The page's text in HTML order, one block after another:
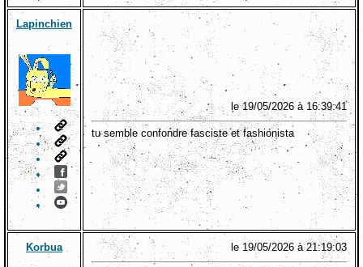
Lapinchien
le 19/05/2026 à 16:39:41
tu semble confondre fasciste et fashionista
Korbua le 19/05/2026 à 21:19:03